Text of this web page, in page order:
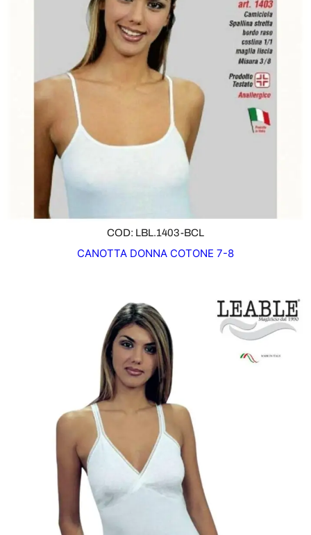
COD: LBL.1403-BCL
CANOTTA DONNA COTONE 7-8